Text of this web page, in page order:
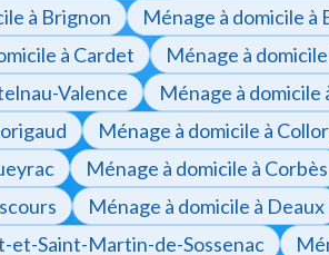
à Brignon
Ménage à domicile à
à Cardet
Ménage à
Valence
Ménage à domicile
Ménage à domicile à
Ménage à domicile à Corbès
Ménage à domicile à Deaux
et-Saint-Martin-de-Sossenac